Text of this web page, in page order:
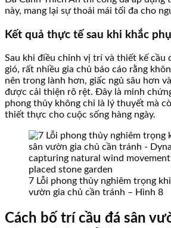
này, mang lại sự thoải mái tối đa cho
Kết quả thực tế sau khi khắc
Sau khi điều chỉnh vị trí và thiết kế cầu
gió, rất nhiều gia chủ báo cáo rằng
nên trong lành hơn, giấc ngủ sâu hơn
được cải thiện rõ rệt. Đây là minh
phong thủy không chỉ là lý thuyết mà
thiết thực cho cuộc sống hàng ngày.
7 Lỗi phong thủy nghiêm trọng
vườn gia chủ cần tránh – Hình 8
Cách bố trí cầu đá sân